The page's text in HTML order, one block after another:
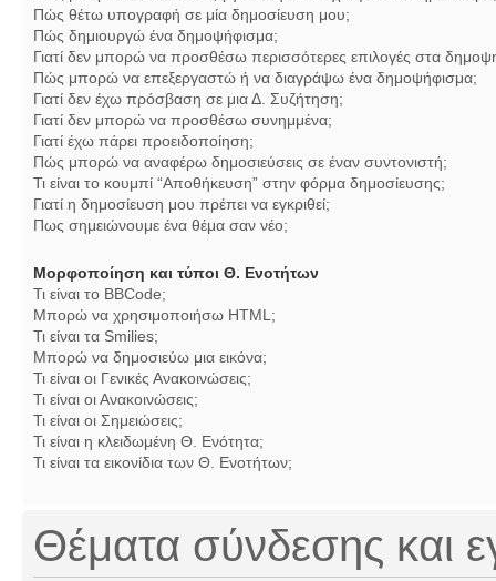
Πώς θέτω υπογραφή σε μία δημοσίευση μου;
Πώς δημιουργώ ένα δημοψήφισμα;
Γιατί δεν μπορώ να προσθέσω περισσότερες επιλογές στα
Πώς μπορώ να επεξεργαστώ ή να διαγράψω ένα δημοψήφισμα;
Γιατί δεν έχω πρόσβαση σε μια Δ. Συζήτηση;
Γιατί δεν μπορώ να προσθέσω συνημμένα;
Γιατί έχω πάρει προειδοποίηση;
Πώς μπορώ να αναφέρω δημοσιεύσεις σε έναν συντονιστή;
Τι είναι το κουμπί “Αποθήκευση” στην φόρμα δημοσίευσης;
Γιατί η δημοσίευση μου πρέπει να εγκριθεί;
Πως σημειώνουμε ένα θέμα σαν νέο;
Μορφοποίηση και τύποι Θ. Ενοτήτων
Τι είναι το BBCode;
Μπορώ να χρησιμοποιήσω HTML;
Τι είναι τα Smilies;
Μπορώ να δημοσιεύω μια εικόνα;
Τι είναι οι Γενικές Ανακοινώσεις;
Τι είναι οι Ανακοινώσεις;
Τι είναι οι Σημειώσεις;
Τι είναι η κλειδωμένη Θ. Ενότητα;
Τι είναι τα εικονίδια των Θ. Ενοτήτων;
Θέματα σύνδεσης και